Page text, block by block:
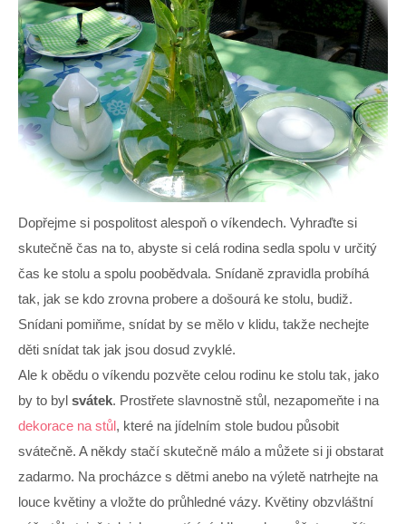
Dopřejme si pospolitost alespoň o víkendech. Vyhraďte si
skutečně čas na to, abyste si celá rodina sedla spolu v určitý
čas ke stolu a spolu poobědvala. Snídaně zpravidla probíhá
tak, jak se kdo zrovna probere a došourá ke stolu, budiž.
Snídani pomiňme, snídat by se mělo v klidu, takže nechejte
děti snídat tak jak jsou dosud zvyklé.
Ale k obědu o víkendu pozvěte celou rodinu ke stolu tak, jako
by to byl svátek. Prostřete slavnostně stůl, nezapomeňte i na
dekorace na stůl, které na jídelním stole budou působit
svátečně. A někdy stačí skutečně málo a můžete si ji obstarat
zadarmo. Na procházce s dětmi anebo na výletě natrhejte na
louce květiny a vložte do průhledné vázy. Květiny obzvláštní